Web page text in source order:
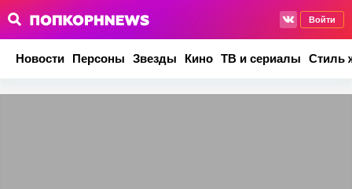
Войти
Новости Персоны Звезды Кино ТВ и сериалы Стиль